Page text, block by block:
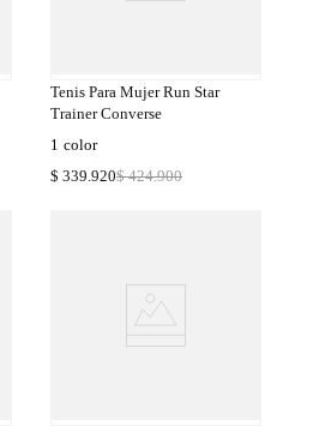
Tenis Para Mujer Run Star
Trainer Converse
1 color
$ 424.900
$ 339.920